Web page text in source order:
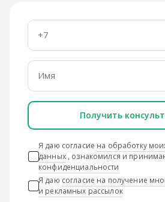
Получить
Я даю согласие на обработку
данных, ознакомился и
конфиденциальности
Я даю согласие на получение
и рекламных рассылок